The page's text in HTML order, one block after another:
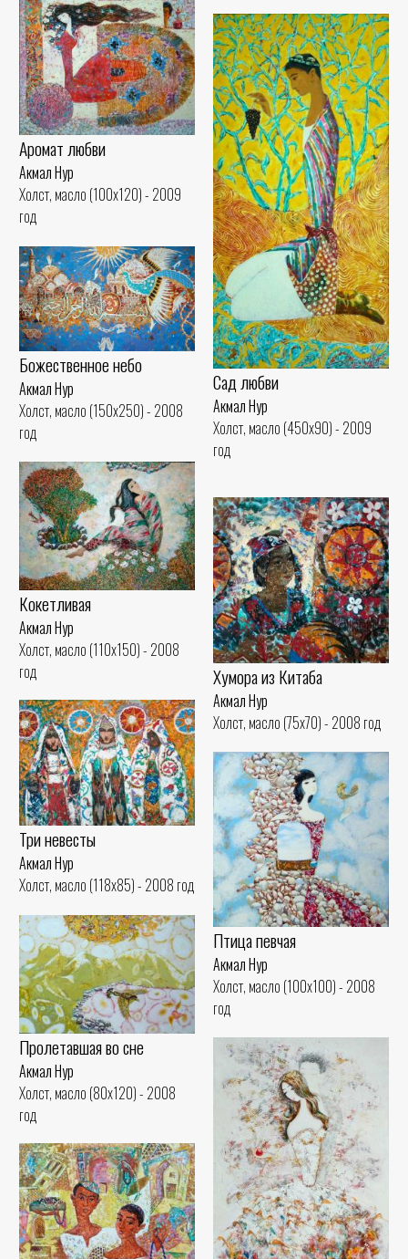
Аромат любви
Акмал Нур
Холст, масло (100x120) - 2009
год
Сад любви
Акмал Нур
Холст, масло (450x90) - 2009
год
Божественное небо
Акмал Нур
Холст, масло (150x250) - 2008
год
Кокетливая
Акмал Нур
Холст, масло (110x150) - 2008
год
Хумора из Китаба
Акмал Нур
Холст, масло (75x70) - 2008 год
Три невесты
Акмал Нур
Холст, масло (118x85) - 2008 год
Птица певчая
Акмал Нур
Холст, масло (100x100) - 2008
год
Пролетавшая во сне
Акмал Нур
Холст, масло (80x120) - 2008
год